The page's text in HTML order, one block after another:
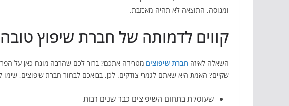
ומנוסה, התוצאה לא תהיה מאכזבת.
קווים לדמותה של חברת שיפוץ טובה
השאלה לאיזה חברת שיפוצים מטרידה אתכם? ברור לכם שהרבה מונח כאן על
שקיים? האמת היא שאתם לגמרי צודקים. לכן, בבואכם לבחור חברת שיפוצים,
שעוסקת בתחום השיפוצים כבר שנים רבות